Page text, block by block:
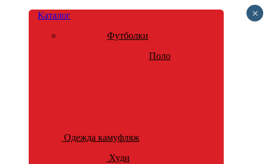
Каталог
Футболки
Поло
Одежда камуфляж
Худи
×